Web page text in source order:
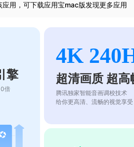
用，可下载应用宝mac版发现更多应用
擎
倍
4K
超清画质 超
腾讯独家智能音画调校技术
给你更高清、流畅的视觉享受